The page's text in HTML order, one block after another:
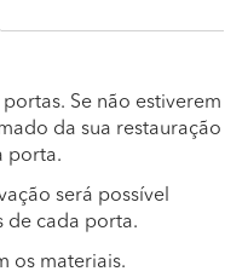
Se não estiverem
da sua restauração
porta.
será possível
de cada porta.
os materiais.